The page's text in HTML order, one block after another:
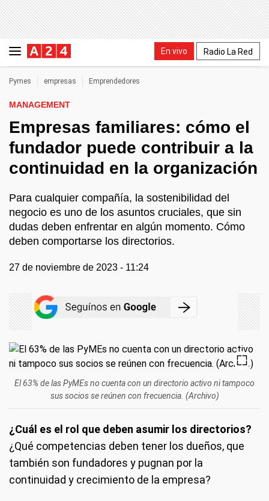
En vivo Radio La Red
Pymes empresas Emprendedores
MANAGEMENT
Empresas familiares: cómo el
fundador puede contribuir a la
continuidad en la organización
Para cualquier compañía, la sostenibilidad del
negocio es uno de los asuntos cruciales, que sin
dudas deben enfrentar en algún momento. Cómo
deben comportarse los directorios.
27 de noviembre de 2023 - 11:24
El 63% de las PyMEs no cuenta con un directorio activo ni tampoco
sus socios se reúnen con frecuencia. (Archivo)
¿Cuál es el rol que deben asumir los directorios?
¿Qué competencias deben tener los dueños, que
también son fundadores y pugnan por la
continuidad y crecimiento de la empresa?